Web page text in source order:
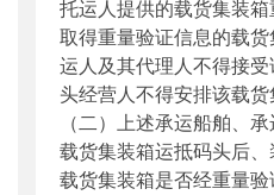
托运人提供的载货集装
取得重量验证信息的载
运人及其代理人不得接
头经营人不得安排该载货
（二）上述承运船舶、
载货集装箱运抵码头后
载货集装箱是否经重量